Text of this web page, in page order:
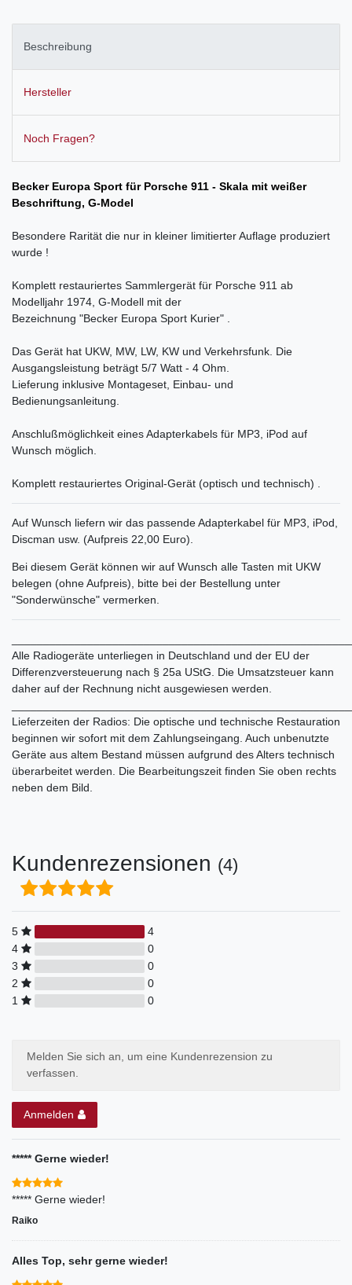
Beschreibung
Hersteller
Noch Fragen?
Becker Europa Sport für Porsche 911 - Skala mit weißer
Beschriftung, G-Model
Besondere Rarität die nur in kleiner limitierter Auflage produziert
wurde !
Komplett restauriertes Sammlergerät für Porsche 911 ab
Modelljahr 1974, G-Modell mit der
Bezeichnung "Becker Europa Sport Kurier" .
Das Gerät hat UKW, MW, LW, KW und Verkehrsfunk. Die
Ausgangsleistung beträgt 5/7 Watt - 4 Ohm.
Lieferung inklusive Montageset, Einbau- und
Bedienungsanleitung.
Anschlußmöglichkeit eines Adapterkabels für MP3, iPod auf
Wunsch möglich.
Komplett restauriertes Original-Gerät (optisch und technisch) .
Auf Wunsch liefern wir das passende Adapterkabel für MP3, iPod,
Discman usw. (Aufpreis 22,00 Euro).
Bei diesem Gerät können wir auf Wunsch alle Tasten mit UKW
belegen (ohne Aufpreis), bitte bei der Bestellung unter
"Sonderwünsche" vermerken.
Alle Radiogeräte unterliegen in Deutschland und der EU der
Differenzversteuerung nach § 25a UStG. Die Umsatzsteuer kann
daher auf der Rechnung nicht ausgewiesen werden.
Lieferzeiten der Radios: Die optische und technische Restauration
beginnen wir sofort mit dem Zahlungseingang. Auch unbenutzte
Geräte aus altem Bestand müssen aufgrund des Alters technisch
überarbeitet werden. Die Bearbeitungszeit finden Sie oben rechts
neben dem Bild.
Kundenrezensionen (4)
5
4
4
0
3
0
2
0
1
0
Melden Sie sich an, um eine Kundenrezension zu
verfassen.
Anmelden
***** Gerne wieder!
***** Gerne wieder!
Raiko
Alles Top, sehr gerne wieder!